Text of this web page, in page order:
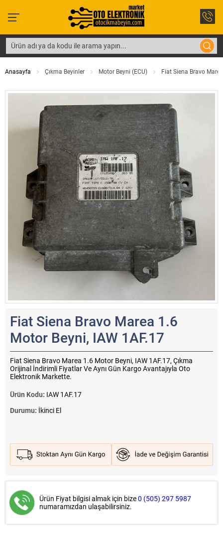
Anasayfa Çıkma Beyinler Motor Beyni (ECU) Fiat Siena Bravo
Fiat Siena Bravo Marea 1.6
Motor Beyni, IAW 1AF.17
Fiat Siena Bravo Marea 1.6 Motor Beyni, IAW 1AF.17, Çıkma
Orijinal İndirimli Fiyatlar Ve Aynı Gün Kargo Avantajıyla Oto
Elektronik Markette.
Ürün Kodu: IAW 1AF.17
Durumu: İkinci El
Ürün Fiyat bilgisi almak için bize0 (505) 297 5987
numaramızdan ulaşabilirsiniz.